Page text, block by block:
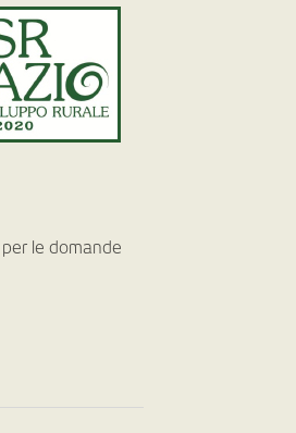
le domande